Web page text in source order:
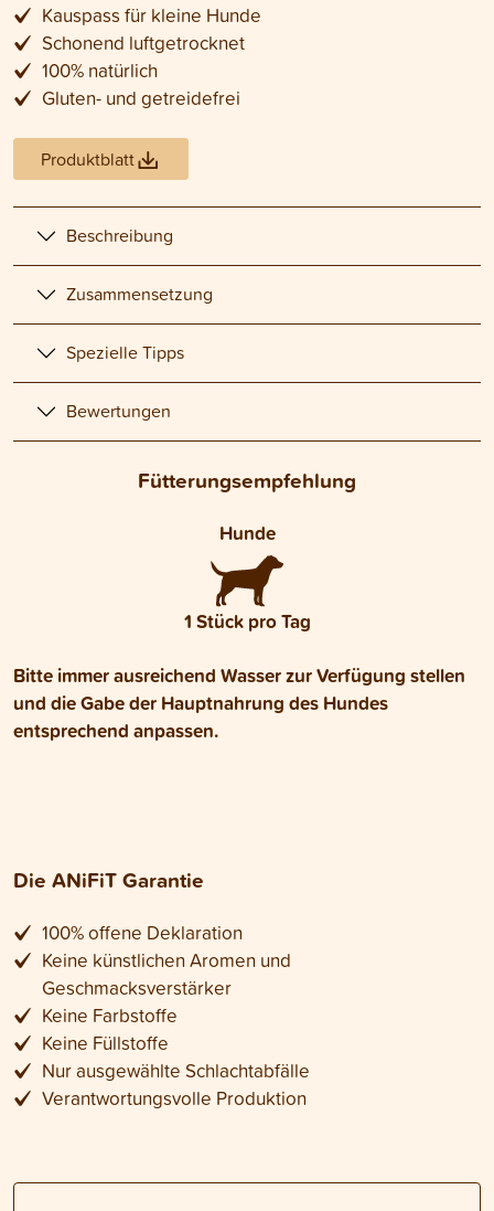
Kauspass für kleine Hunde
Schonend luftgetrocknet
100% natürlich
Gluten- und getreidefrei
Produktblatt
Beschreibung
Zusammensetzung
Spezielle Tipps
Bewertungen
Fütterungsempfehlung
Hunde
1 Stück pro Tag
Bitte immer ausreichend Wasser zur Verfügung stellen
und die Gabe der Hauptnahrung des Hundes
entsprechend anpassen.
Die ANiFiT Garantie
100% offene Deklaration
Keine künstlichen Aromen und
Geschmacksverstärker
Keine Farbstoffe
Keine Füllstoffe
Nur ausgewählte Schlachtabfälle
Verantwortungsvolle Produktion